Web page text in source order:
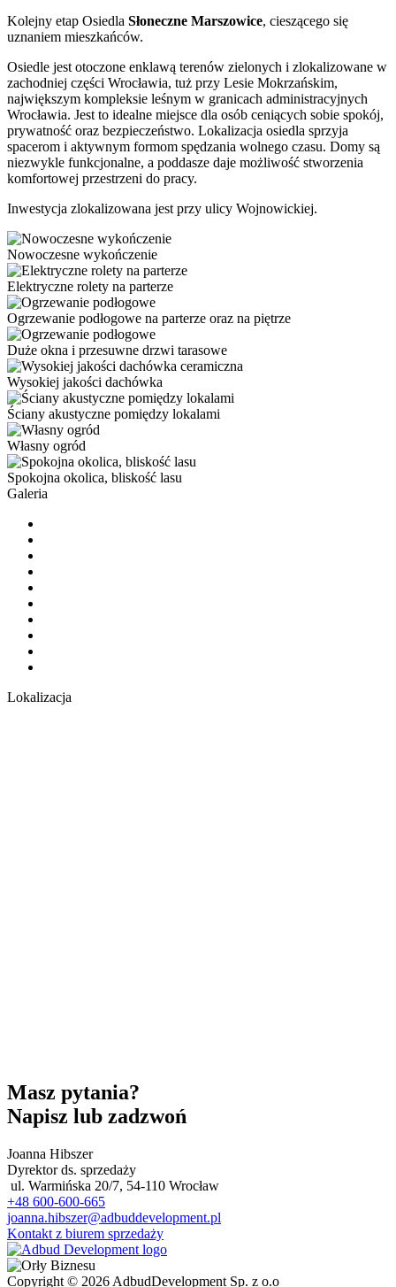
Kolejny etap Osiedla Słoneczne Marszowice, cieszącego się
uznaniem mieszkańców.
Osiedle jest otoczone enklawą terenów zielonych i zlokalizowane w
zachodniej części Wrocławia, tuż przy Lesie Mokrzańskim,
największym kompleksie leśnym w granicach administracyjnych
Wrocławia. Jest to idealne miejsce dla osób ceniących sobie spokój,
prywatność oraz bezpieczeństwo. Lokalizacja osiedla sprzyja
spacerom i aktywnym formom spędzania wolnego czasu. Domy są
niezwykle funkcjonalne, a poddasze daje możliwość stworzenia
komfortowej przestrzeni do pracy.
Inwestycja zlokalizowana jest przy ulicy Wojnowickiej.
Nowoczesne wykończenie
Elektryczne rolety na parterze
Ogrzewanie podłogowe na parterze oraz na piętrze
Duże okna i przesuwne drzwi tarasowe
Wysokiej jakości dachówka
Ściany akustyczne pomiędzy lokalami
Własny ogród
Spokojna okolica, bliskość lasu
Galeria
Lokalizacja
Masz pytania?
Napisz lub zadzwoń
Joanna Hibszer
Dyrektor ds. sprzedaży
ul. Warmińska 20/7, 54-110 Wrocław
+48 600-600-665
joanna.hibszer@adbuddevelopment.pl
Kontakt z biurem sprzedaży
Copyright © 2026 AdbudDevelopment Sp. z o.o